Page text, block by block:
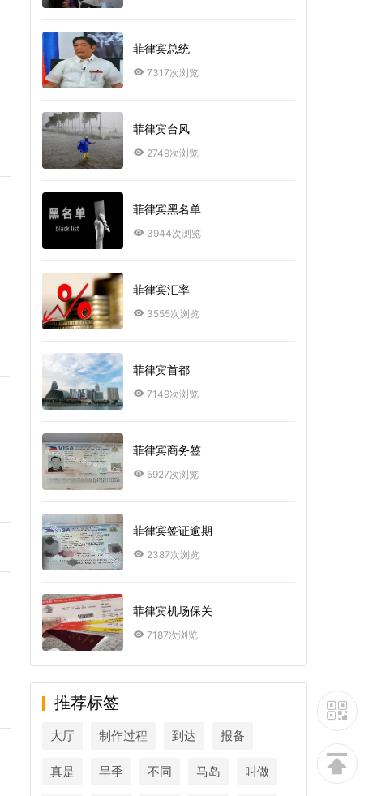
菲律宾总统
7317次浏览
菲律宾台风
2749次浏览
菲律宾黑名单
3944次浏览
菲律宾汇率
3555次浏览
菲律宾首都
7149次浏览
菲律宾商务签
5927次浏览
菲律宾签证逾期
2387次浏览
菲律宾机场保关
7187次浏览
推荐标签
大厅 制作过程 到达 报备
真是 旱季 不同 马岛 叫做